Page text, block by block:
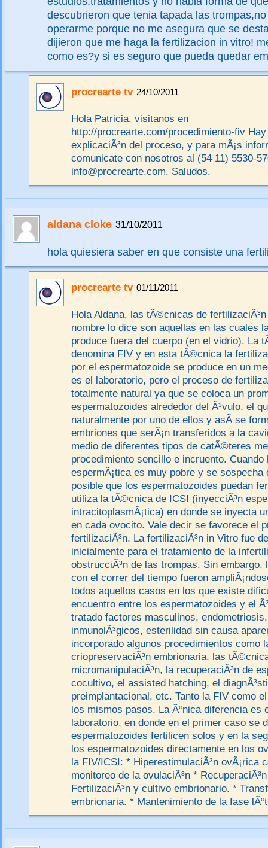
descubrieron que tenia tapada las
operarme porque no me asegura que se
dijieron que me haga la fertilizacion in vitro!
como es?y si es seguro que pueda quedar
procrearte tv 24/10/2011
Hola Patricia, visitanos en
http://procrearte.com/procedimiento-fiv
explicaciÃ³n del proceso, y para mÃ¡s
comunicate con nosotros al (54 11) 5530-
info@procrearte.com. Saludos.
aldana cloke 31/10/2011
hola quiesiera saber en que consiste una
procrearte tv 01/11/2011
Hola Aldana, las tÃ©cnicas de
nombre lo dice son aquellas en las cuales
produce fuera del cuerpo (en el vidrio). La
denomina FIV y en esta tÃ©cnica la
por el espermatozoide se produce en un
es el laboratorio, pero el proceso de
totalmente natural ya que se coloca un
espermatozoides alrededor del Ã³vulo, el
naturalmente por uno de ellos y asÃ­ se
embriones que serÃ¡n transferidos a la
medio de diferentes tipos de catÃ©teres
procedimiento sencillo e incruento. Cuando
espermÃ¡tica es muy pobre y se sospecha
posible que los espermatozoides puedan
utiliza la tÃ©cnica de ICSI (inyecciÃ³n
intracitoplasmÃ¡tica) en donde se inyecta
en cada ovocito. Vale decir se favorece el
fertilizaciÃ³n. La fertilizaciÃ³n in Vitro fue
inicialmente para el tratamiento de la
obstrucciÃ³n de las trompas. Sin embargo,
con el correr del tiempo fueron
todos aquellos casos en los que existe
encuentro entre los espermatozoides y el
tratado factores masculinos,
inmunolÃ³gicos, esterilidad sin causa
incorporado algunos procedimientos como
criopreservaciÃ³n embrionaria, las
micromanipulaciÃ³n, la recuperaciÃ³n de
cocultivo, el assisted hatching, el
preimplantacional, etc. Tanto la FIV como
los mismos pasos. La Ãºnica diferencia es
laboratorio, en donde en el primer caso se
espermatozoides fertilicen solos y en la
los espermatozoides directamente en los
la FIV/ICSI: * HiperestimulaciÃ³n ovÃ¡rica
monitoreo de la ovulaciÃ³n *
FertilizaciÃ³n y cultivo embrionario. *
embrionaria. * Mantenimiento de la fase